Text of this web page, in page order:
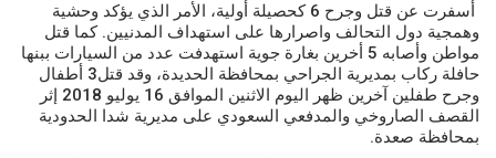
أسفرت عن قتل وجرح 6 كحصيلة أولية، الأمر الذي يؤكد وحشية
وهمجية دول التحالف واصرارها على استهداف المدنيين. كما قتل
مواطن وأصابه 5 أخرين بغارة جوية استهدفت عدد من السيارات ببنها
حافلة ركاب بمديرية الجراحي بمحافظة الحديدة، وقد قتل3 أطفال
وجرح طفلين آخرين ظهر اليوم الاثنين الموافق 16 يوليو 2018 إثر
القصف الصاروخي والمدفعي السعودي على مديرية شدا الحدودية
بمحافظة صعدة.